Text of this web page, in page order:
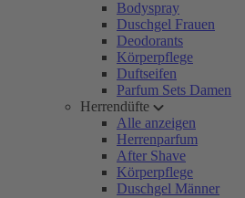
Bodyspray
Duschgel Frauen
Deodorants
Körperpflege
Duftseifen
Parfum Sets Damen
Herrendüfte
Alle anzeigen
Herrenparfum
After Shave
Körperpflege
Duschgel Männer